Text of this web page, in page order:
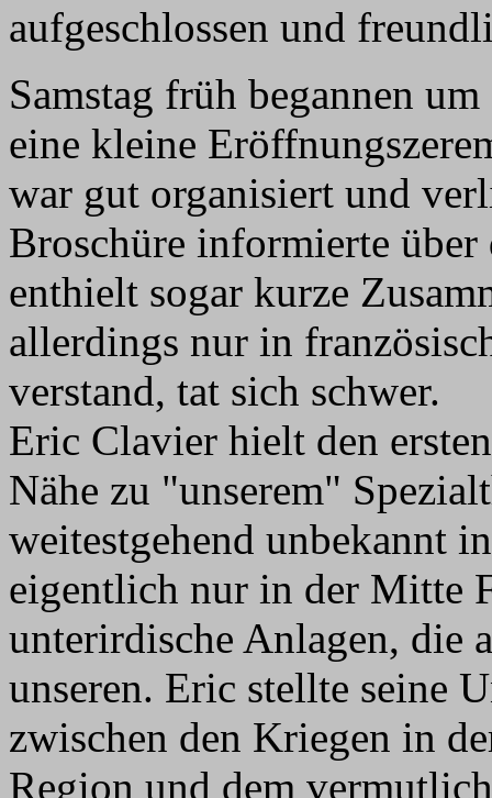
aufgeschlossen und
Samstag früh begannen
eine kleine
war gut organisiert und
Broschüre informierte
enthielt sogar kurze
allerdings nur in
verstand, tat sich schwer.
Eric Clavier hielt den
Nähe zu "unserem"
weitestgehend unbekannt
eigentlich nur in der Mitte
unterirdische Anlagen, die
unseren. Eric stellte seine
zwischen den Kriegen in
Region und dem